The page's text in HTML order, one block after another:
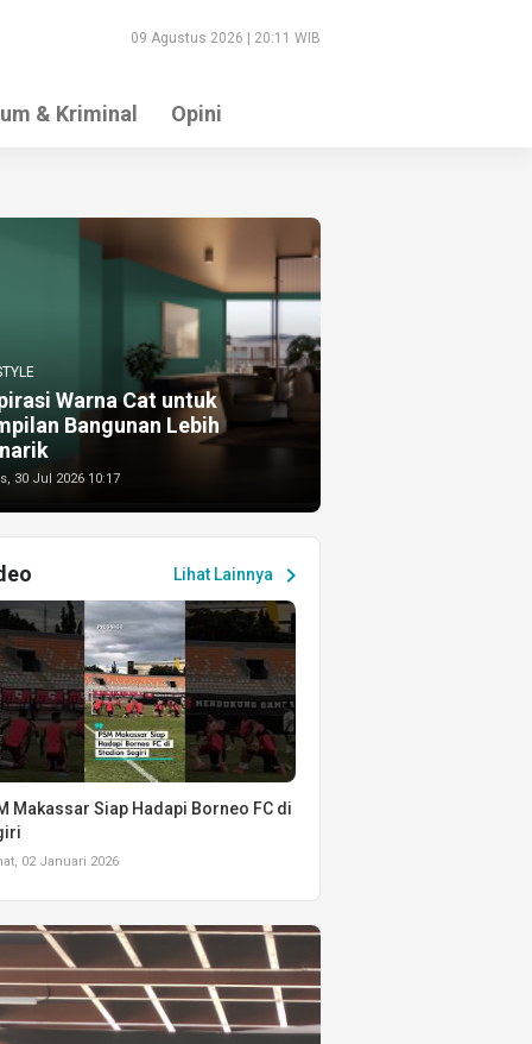
09 Agustus 2026 | 20:11 WIB
& Kriminal Opini
Warna Cat untuk
Bangunan Lebih
30 Jul 2026 10:17
Lihat Lainnya chevron_right
Makassar Siap Hadapi Borneo FC di
02 Januari 2026